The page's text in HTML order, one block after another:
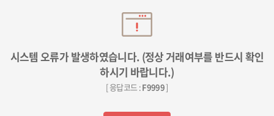
시스템 오류가 발생하였습니다. (정상 거래여부를 반드시 확인
하시기 바랍니다.)
[ 응답코드 :F9999]